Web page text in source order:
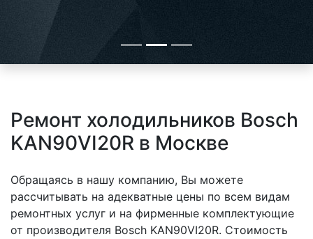
Ремонт холодильников Bosch
KAN90VI20R в Москве
Обращаясь в нашу компанию, Вы можете
рассчитывать на адекватные цены по всем видам
ремонтных услуг и на фирменные комплектующие
от производителя Bosch KAN90VI20R. Стоимость